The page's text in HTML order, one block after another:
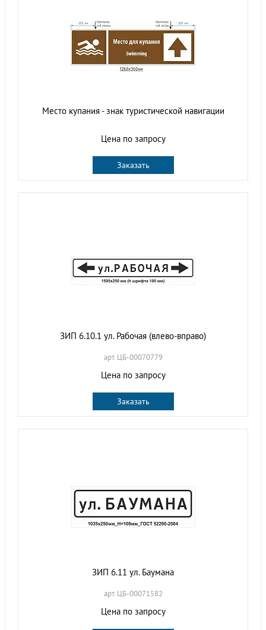
Место купания - знак туристической навигации
Цена по запросу
Заказать
ЗИП 6.10.1 ул. Рабочая (влево-вправо)
арт. ЦБ-00070779
Цена по запросу
Заказать
ЗИП 6.11 ул. Баумана
арт. ЦБ-00071582
Цена по запросу